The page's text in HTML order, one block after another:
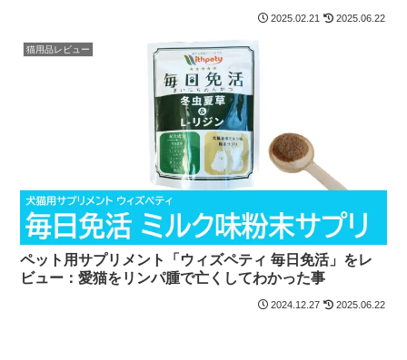
2025.02.21 2025.06.22
猫用品レビュー
ペット用サプリメント「ウィズペティ 毎日免活」をレ
ビュー：愛猫をリンパ腫で亡くしてわかった事
2024.12.27 2025.06.22